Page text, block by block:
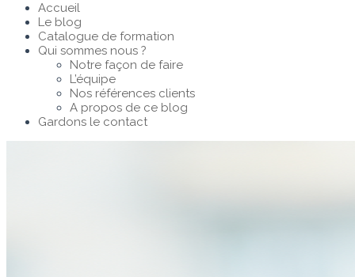
Accueil
Le blog
Catalogue de formation
Qui sommes nous ?
Notre façon de faire
L’équipe
Nos références clients
A propos de ce blog
Gardons le contact